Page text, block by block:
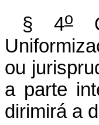
§ 4o
ou
a parte
dirimirá a